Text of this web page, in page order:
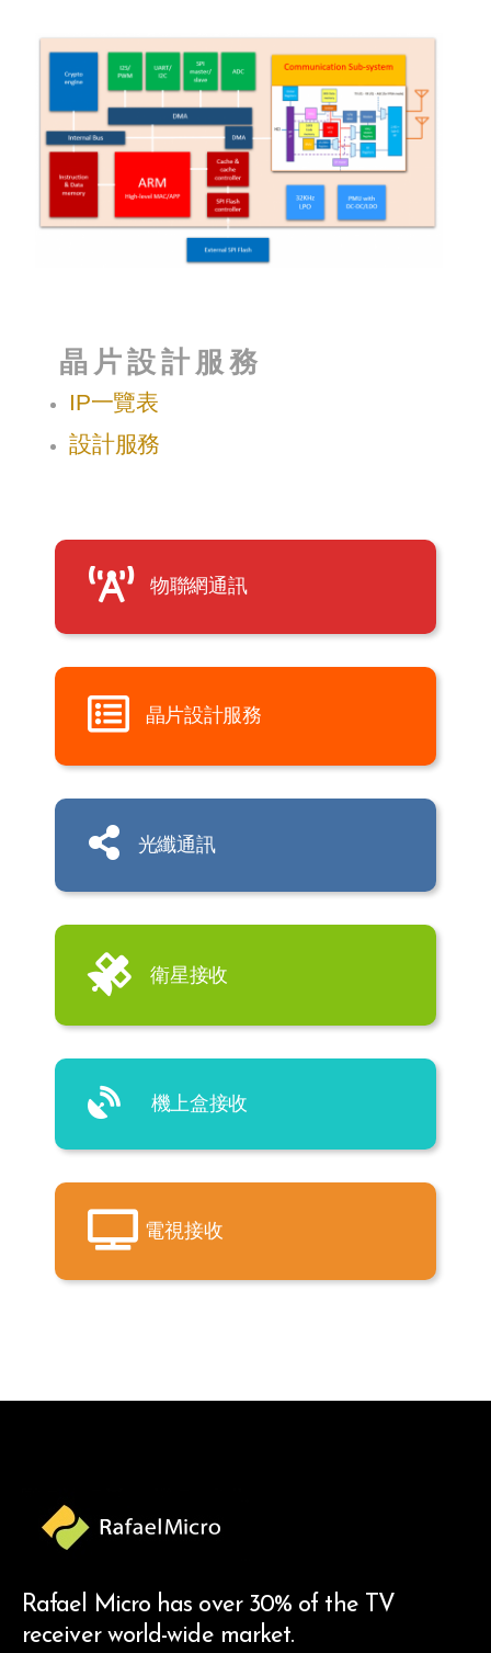
晶片設計服務
IP一覽表
設計服務
物聯網通訊
晶片設計服務
光纖通訊
衛星接收
機上盒接收
電視接收
Rafael Micro has over 30% of the TV
receiver world-wide market.